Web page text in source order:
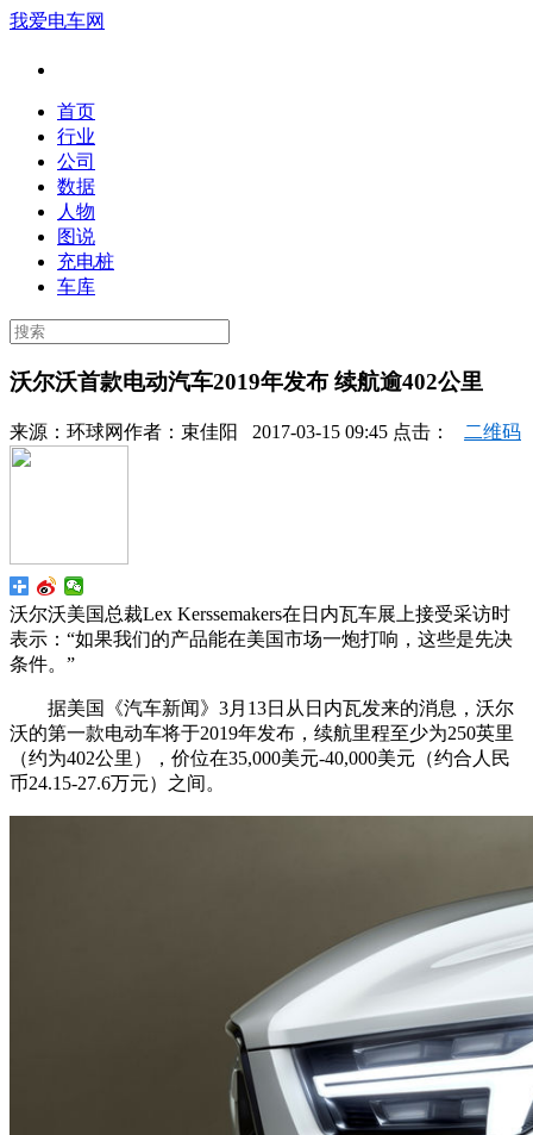
我爱电车网
首页
行业
公司
数据
人物
图说
充电桩
车库
沃尔沃首款电动汽车2019年发布 续航逾402公里
来源： 环球网作者： 束佳阳 2017-03-15 09:45 点击： 二维码
沃尔沃美国总裁Lex Kerssemakers在日内瓦车展上接受采访时
表示：“如果我们的产品能在美国市场一炮打响，这些是先决
条件。”
据美国《汽车新闻》3月13日从日内瓦发来的消息，沃尔
沃的第一款电动车将于2019年发布，续航里程至少为250英里
（约为402公里），价位在35,000美元-40,000美元（约合人民
币24.15-27.6万元）之间。